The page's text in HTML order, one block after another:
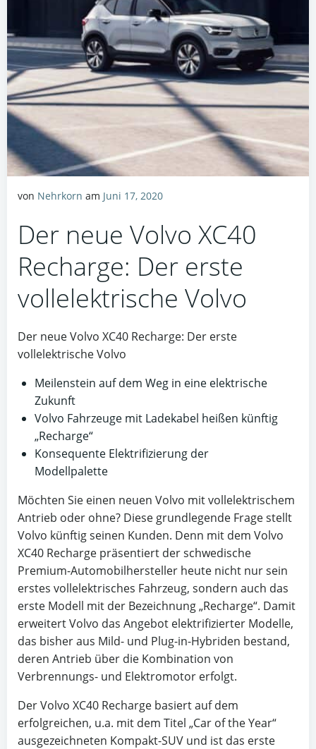
von Nehrkorn am Juni 17, 2020
Der neue Volvo XC40
Recharge: Der erste
vollelektrische Volvo
Der neue Volvo XC40 Recharge: Der erste
vollelektrische Volvo
Meilenstein auf dem Weg in eine elektrische
Zukunft
Volvo Fahrzeuge mit Ladekabel heißen künftig
„Recharge“
Konsequente Elektrifizierung der
Modellpalette
Möchten Sie einen neuen Volvo mit vollelektrischem
Antrieb oder ohne? Diese grundlegende Frage stellt
Volvo künftig seinen Kunden. Denn mit dem Volvo
XC40 Recharge präsentiert der schwedische
Premium-Automobilhersteller heute nicht nur sein
erstes vollelektrisches Fahrzeug, sondern auch das
erste Modell mit der Bezeichnung „Recharge“. Damit
erweitert Volvo das Angebot elektrifizierter Modelle,
das bisher aus Mild- und Plug-in-Hybriden bestand,
deren Antrieb über die Kombination von
Verbrennungs- und Elektromotor erfolgt.
Der Volvo XC40 Recharge basiert auf dem
erfolgreichen, u.a. mit dem Titel „Car of the Year“
ausgezeichneten Kompakt-SUV und ist das erste